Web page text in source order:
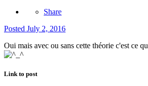
Share
Posted July 2, 2016
Oui mais avec ou sans cette théorie c'est ce
Link to post